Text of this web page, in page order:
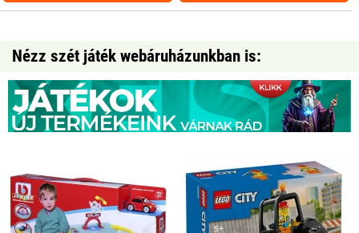
Nézz szét játék webáruházunkban is: